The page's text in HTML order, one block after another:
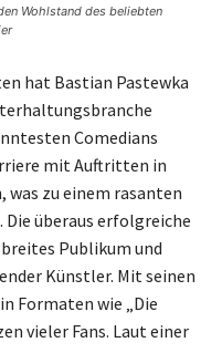
Wohlstand des beliebten
hat Bastian Pastewka
Comedians
mit Auftritten in
was zu einem rasanten
überaus erfolgreiche
Publikum und
Künstler. Mit seinen
Formaten wie „Die
vieler Fans. Laut einer